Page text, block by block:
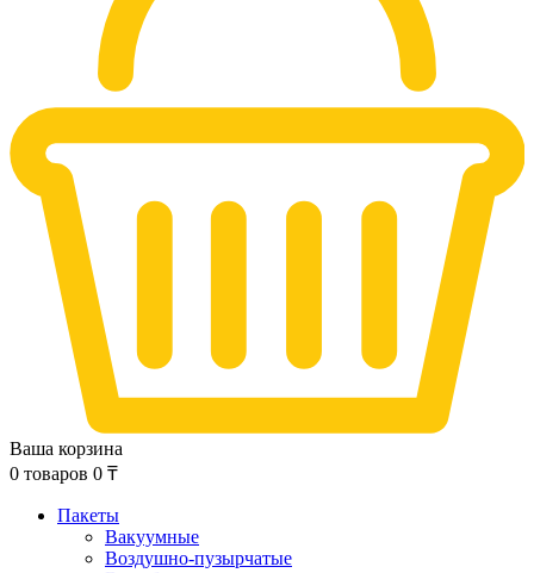
Ваша корзина
0 товаров 0 ₸
Пакеты
Вакуумные
Воздушно-пузырчатые